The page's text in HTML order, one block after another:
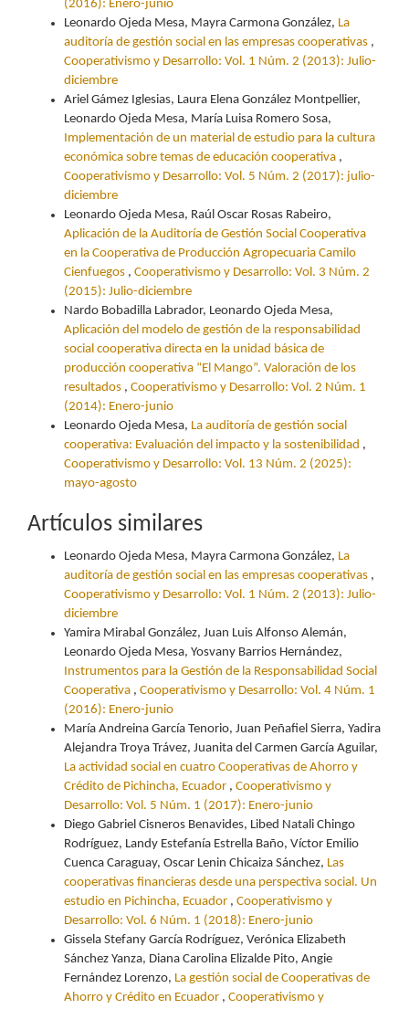
(2016): Enero-junio
Leonardo Ojeda Mesa, Mayra Carmona González, La
auditoría de gestión social en las empresas cooperativas ,
Cooperativismo y Desarrollo: Vol. 1 Núm. 2 (2013): Julio-
diciembre
Ariel Gámez Iglesias, Laura Elena González Montpellier,
Leonardo Ojeda Mesa, María Luisa Romero Sosa,
Implementación de un material de estudio para la cultura
económica sobre temas de educación cooperativa ,
Cooperativismo y Desarrollo: Vol. 5 Núm. 2 (2017): julio-
diciembre
Leonardo Ojeda Mesa, Raúl Oscar Rosas Rabeiro,
Aplicación de la Auditoría de Gestión Social Cooperativa
en la Cooperativa de Producción Agropecuaria Camilo
Cienfuegos , Cooperativismo y Desarrollo: Vol. 3 Núm. 2
(2015): Julio-diciembre
Nardo Bobadilla Labrador, Leonardo Ojeda Mesa,
Aplicación del modelo de gestión de la responsabilidad
social cooperativa directa en la unidad básica de
producción cooperativa “El Mango”. Valoración de los
resultados , Cooperativismo y Desarrollo: Vol. 2 Núm. 1
(2014): Enero-junio
Leonardo Ojeda Mesa, La auditoría de gestión social
cooperativa: Evaluación del impacto y la sostenibilidad ,
Cooperativismo y Desarrollo: Vol. 13 Núm. 2 (2025):
mayo-agosto
Artículos similares
Leonardo Ojeda Mesa, Mayra Carmona González, La
auditoría de gestión social en las empresas cooperativas ,
Cooperativismo y Desarrollo: Vol. 1 Núm. 2 (2013): Julio-
diciembre
Yamira Mirabal González, Juan Luis Alfonso Alemán,
Leonardo Ojeda Mesa, Yosvany Barrios Hernández,
Instrumentos para la Gestión de la Responsabilidad Social
Cooperativa , Cooperativismo y Desarrollo: Vol. 4 Núm. 1
(2016): Enero-junio
María Andreina García Tenorio, Juan Peñafiel Sierra, Yadira
Alejandra Troya Trávez, Juanita del Carmen García Aguilar,
La actividad social en cuatro Cooperativas de Ahorro y
Crédito de Pichincha, Ecuador , Cooperativismo y
Desarrollo: Vol. 5 Núm. 1 (2017): Enero-junio
Diego Gabriel Cisneros Benavides, Libed Natali Chingo
Rodríguez, Landy Estefanía Estrella Baño, Víctor Emilio
Cuenca Caraguay, Oscar Lenin Chicaiza Sánchez, Las
cooperativas financieras desde una perspectiva social. Un
estudio en Pichincha, Ecuador , Cooperativismo y
Desarrollo: Vol. 6 Núm. 1 (2018): Enero-junio
Gissela Stefany García Rodríguez, Verónica Elizabeth
Sánchez Yanza, Diana Carolina Elizalde Pito, Angie
Fernández Lorenzo, La gestión social de Cooperativas de
Ahorro y Crédito en Ecuador , Cooperativismo y